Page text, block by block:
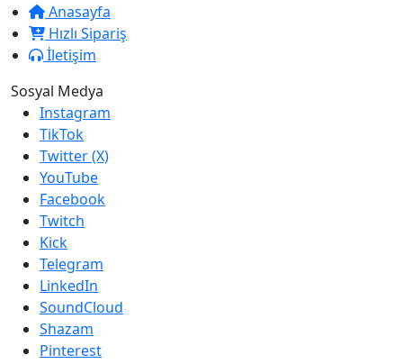
Anasayfa
Hızlı Sipariş
İletişim
Sosyal Medya
Instagram
TikTok
Twitter (X)
YouTube
Facebook
Twitch
Kick
Telegram
LinkedIn
SoundCloud
Shazam
Pinterest